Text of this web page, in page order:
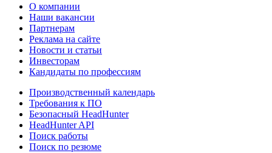
О компании
Наши вакансии
Партнерам
Реклама на сайте
Новости и статьи
Инвесторам
Кандидаты по профессиям
Производственный календарь
Требования к ПО
Безопасный HeadHunter
HeadHunter API
Поиск работы
Поиск по резюме